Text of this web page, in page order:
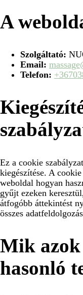
A
Szolgáltató:
Email:
Telefon:
Ez a cookie
kiegészítése. A
weboldal hogyan
gyűjt ezeken
átfogóbb áttekintést
összes
Mik azok
hasonló